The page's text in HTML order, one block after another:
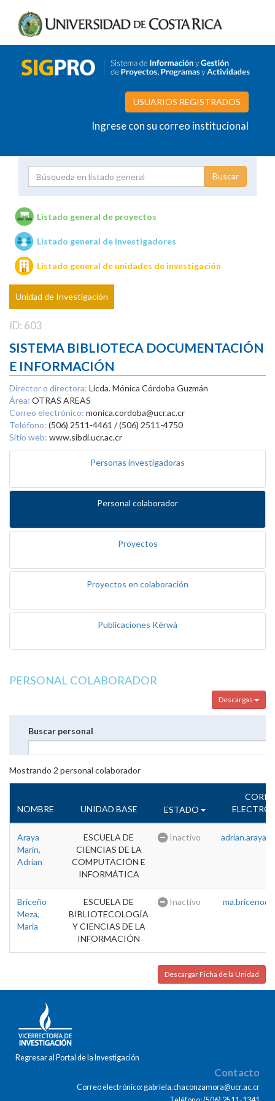
USUARIOS REGISTRADOS
Ingrese con su correo institucional
Unidades de investigación
Listado general de proyectos
Listado general de investigadores
Listado general de unidades de investigación
Unidad de Investigación
ID: 603
SISTEMA BIBLIOTECA DOCUMENTACIÓN
E INFORMACIÓN
Director o directora: Licda. Mónica Córdoba Guzmán
Área: OTRAS AREAS
Correo electrónico: monica.cordoba@ucr.ac.cr
Teléfono: (506) 2511-4461 / (506) 2511-4750
Sitio web: www.sibdi.ucr.ac.cr
Personas investigadoras
Personal colaborador
Proyectos
Proyectos en colaboración
Publicaciones Kérwá
PERSONAL COLABORADOR
Descargas
Buscar personal
Mostrando 2 personal colaborador
NOMBRE UNIDAD BASE ESTADO
Araya
Marin,
Adrian
ESCUELA DE
CIENCIAS DE LA
COMPUTACIÓN E
INFORMÁTICA
Inactivo
Briceño
Meza,
Maria
ESCUELA DE
BIBLIOTECOLOGÍA
Y CIENCIAS DE LA
INFORMACIÓN
Inactivo
Descargar Ficha de la Unidad
Regresar al Portal de la Investigación
Contacto
Correo electrónico: gabriela.chaconzamora@ucr.ac.cr